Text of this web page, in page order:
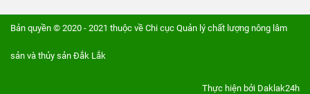
Bản quyền © 2020 - 2021 thuộc về Chi cục Quản lý chất lượng nông lâm
sản và thủy sản Đắk Lắk
Thực hiện bởi Daklak24h